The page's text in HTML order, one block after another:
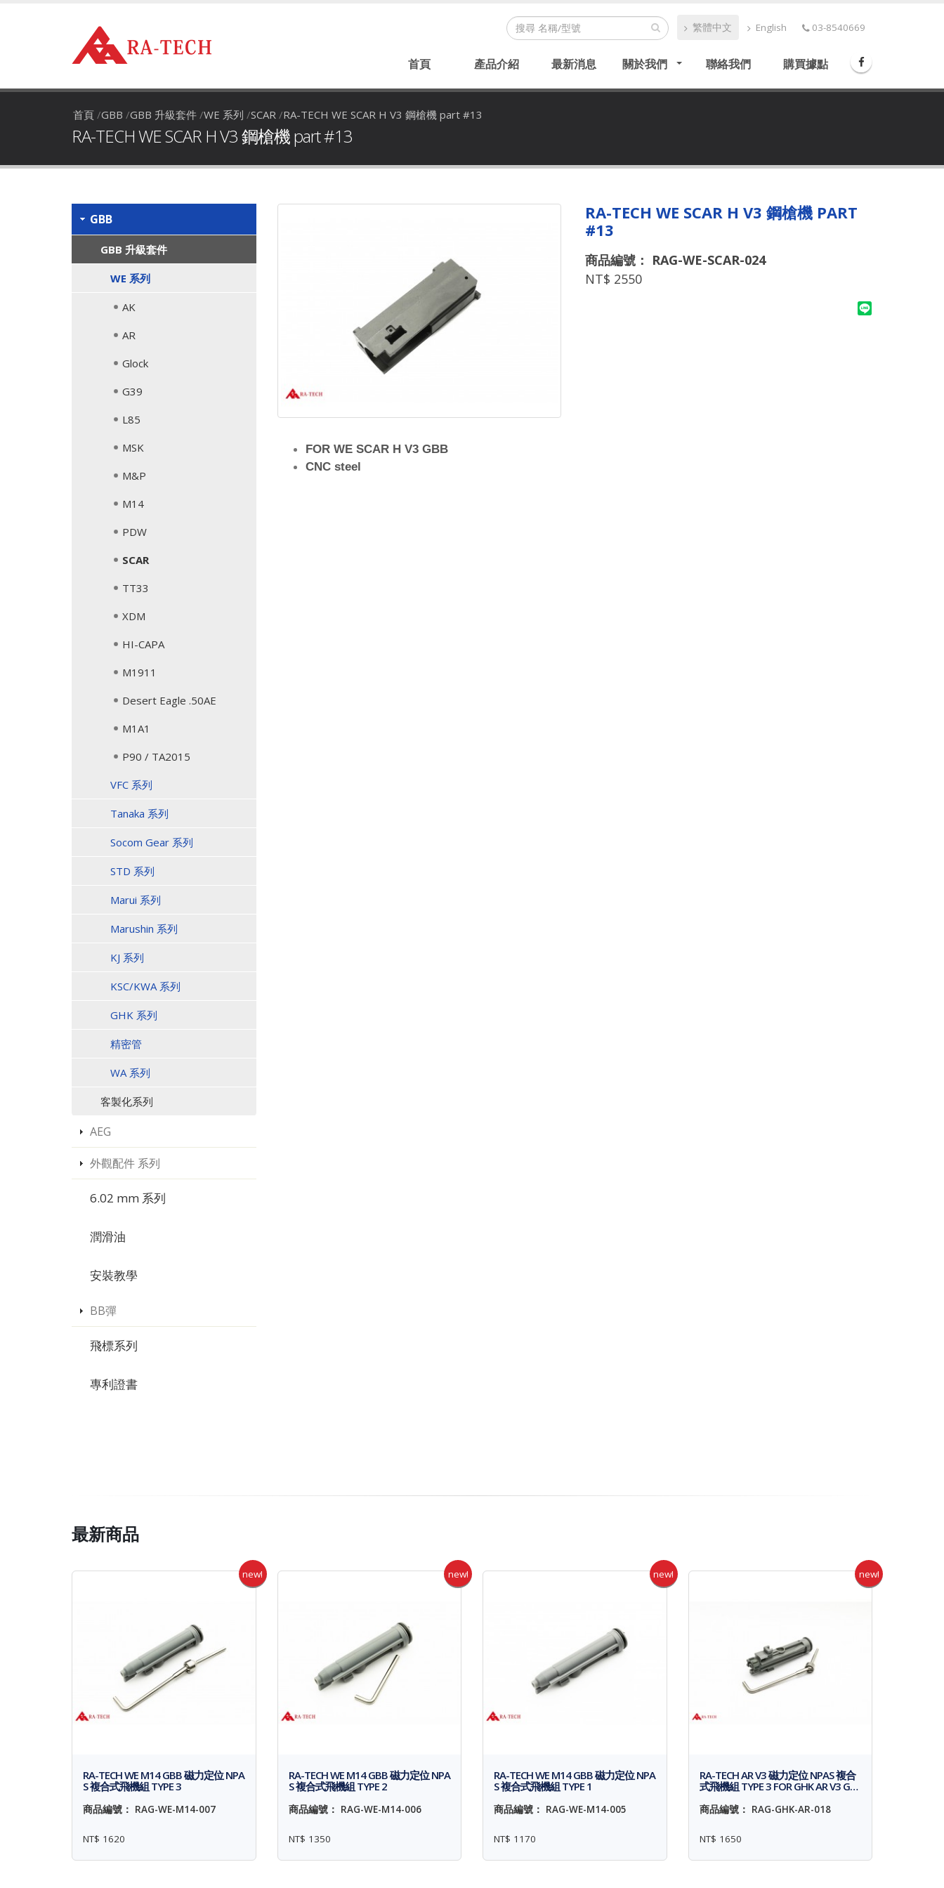
繁體中文 English 03-8540669
首頁 產品介紹 最新消息 關於我們 聯絡我們 購買據點
首頁 /GBB /GBB 升級套件 /WE 系列 /SCAR /RA-TECH WE SCAR H V3 鋼槍機 part #13
RA-TECH WE SCAR H V3 鋼槍機 part #13
GBB
GBB 升級套件
WE 系列
AK
AR
Glock
G39
L85
MSK
M&P
M14
PDW
SCAR
TT33
XDM
HI-CAPA
M1911
Desert Eagle .50AE
M1A1
P90 / TA2015
VFC 系列
Tanaka 系列
Socom Gear 系列
STD 系列
Marui 系列
Marushin 系列
KJ 系列
KSC/KWA 系列
GHK 系列
精密管
WA 系列
客製化系列
AEG
外觀配件 系列
6.02 mm 系列
潤滑油
安裝教學
BB彈
飛標系列
專利證書
RA-TECH WE SCAR H V3 鋼槍機 PART
#13
商品編號： RAG-WE-SCAR-024
NT$ 2550
FOR WE SCAR H V3 GBB
CNC steel
最新商品
new!
RA-TECH WE M14 GBB 磁力定位 NPA
S 複合式飛機組 TYPE 3
商品編號： RAG-WE-M14-007
NT$ 1620
new!
RA-TECH WE M14 GBB 磁力定位 NPA
S 複合式飛機組 TYPE 2
商品編號： RAG-WE-M14-006
NT$ 1350
new!
RA-TECH WE M14 GBB 磁力定位 NPA
S 複合式飛機組 TYPE 1
商品編號： RAG-WE-M14-005
NT$ 1170
new!
RA-TECH AR V3 磁力定位 NPAS 複合
式飛機組 TYPE 3 FOR GHK AR V3 G…
商品編號： RAG-GHK-AR-018
NT$ 1650